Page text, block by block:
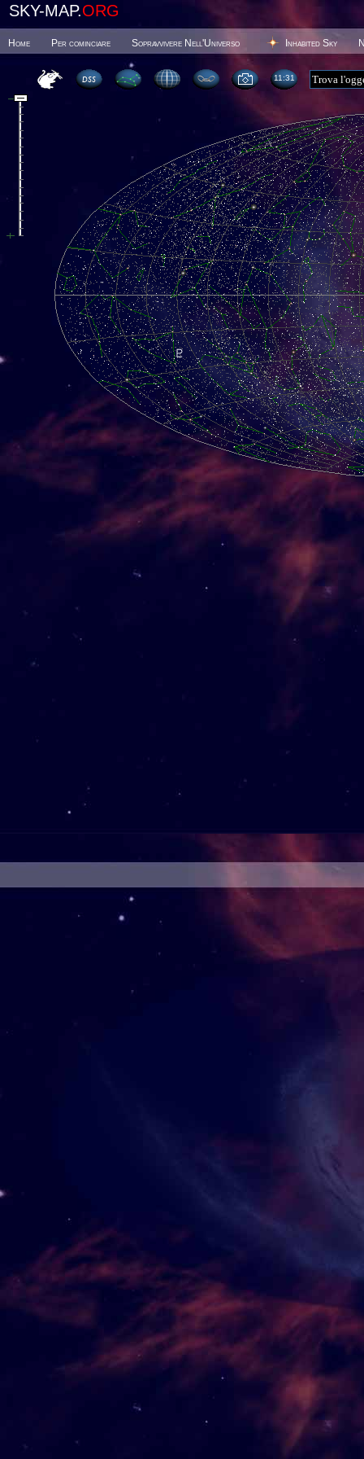
SKY-MAP.ORG
Home Per cominciare Sopravvivere Nell'Universo Inhabited Sky
11 31